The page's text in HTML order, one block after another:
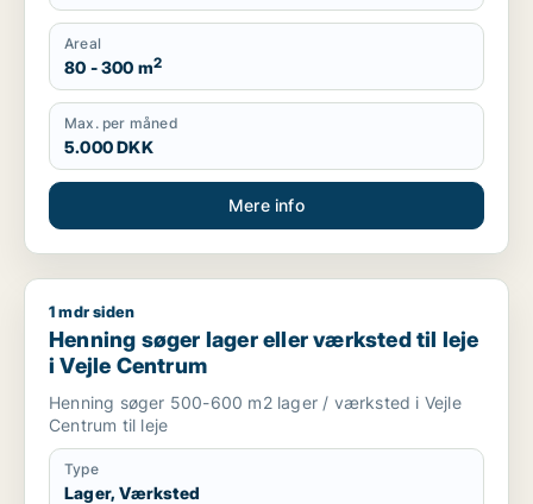
Areal
80 - 300 m2
Max. per måned
5.000 DKK
Mere info
Henning søger lager eller værksted til leje i Vejle Centrum
1 mdr siden
Henning søger lager eller værksted til leje
i Vejle Centrum
Henning søger 500-600 m2 lager / værksted i Vejle
Centrum til leje
Type
Lager, Værksted